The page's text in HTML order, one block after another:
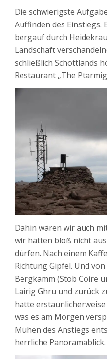
Die schwierigste
Auffinden des Einstiegs.
bergauf durch
Landschaft
schließlich Schottlands
Restaurant „The
Dahin wären wir auch
wir hätten bloß nicht
dürfen. Nach einem
Richtung Gipfel. Und
Bergkamm (Stob Coire
Lairig Ghru und zurück
hatte
was es am Morgen
Mühen des Anstiegs
herrliche Panoramablick.